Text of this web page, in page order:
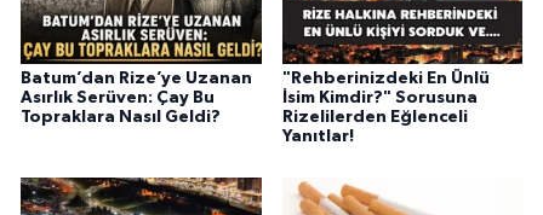
Batum’dan Rize’ye Uzanan
Asırlık Serüven: Çay Bu
Topraklara Nasıl Geldi?
"Rehberinizdeki En Ünlü
İsim Kimdir?" Sorusuna
Rizelilerden Eğlenceli
Yanıtlar!